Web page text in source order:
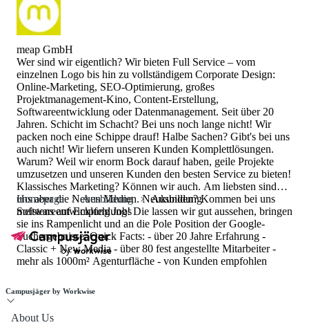
meap GmbH
Wer sind wir eigentlich? Wir bieten Full Service – vom
einzelnen Logo bis hin zu vollständigem Corporate Design:
Online-Marketing, SEO-Optimierung, großes
Projektmanagement-Kino, Content-Erstellung,
Softwareentwicklung oder Datenmanagement. Seit über 20
Jahren. Schicht im Schacht? Bei uns noch lange nicht! Wir
packen noch eine Schippe drauf! Halbe Sachen? Gibt's bei uns
auch nicht! Wir liefern unseren Kunden Komplettlösungen.
Warum? Weil wir enorm Bock darauf haben, geile Projekte
umzusetzen und unseren Kunden den besten Service zu bieten!
Klassisches Marketing? Können wir auch. Am liebsten sind
uns aber die Neuen Medien. Neukunden? Kommen bei uns
meistens auf Empfehlung! Die lassen wir gut aussehen, bringen
sie ins Rampenlicht und an die Pole Position der Google-
Suchergebnisse. Quick Facts: - über 20 Jahre Erfahrung -
Classic + New Media - über 80 fest angestellte Mitarbeiter -
mehr als 1000m² Agenturfläche - von Kunden empfohlen
Homepage Ausbildung
Ausbildung
Softwareentwicklung Jobs
Campusjäger by Workwise
About Us